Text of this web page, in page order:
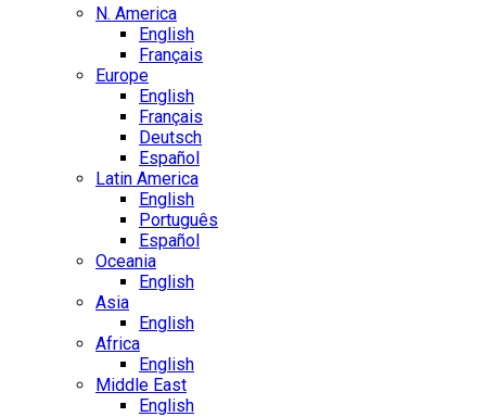
N. America
English
Français
Europe
English
Français
Deutsch
Español
Latin America
English
Português
Español
Oceania
English
Asia
English
Africa
English
Middle East
English